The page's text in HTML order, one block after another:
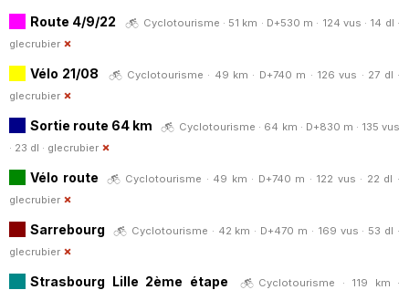
Route 4/9/22
Cyclotourisme · 51 km · D+530 m · 124 vus · 14 dl ·
glecrubier
Vélo 21/08
Cyclotourisme · 49 km · D+740 m · 126 vus · 27 dl ·
glecrubier
Sortie route 64 km
Cyclotourisme · 64 km · D+830 m · 135 vus
· 23 dl · glecrubier
Vélo route
Cyclotourisme · 49 km · D+740 m · 122 vus · 22 dl ·
glecrubier
Sarrebourg
Cyclotourisme · 42 km · D+470 m · 169 vus · 53 dl ·
glecrubier
Strasbourg Lille 2ème étape
Cyclotourisme · 119 km ·